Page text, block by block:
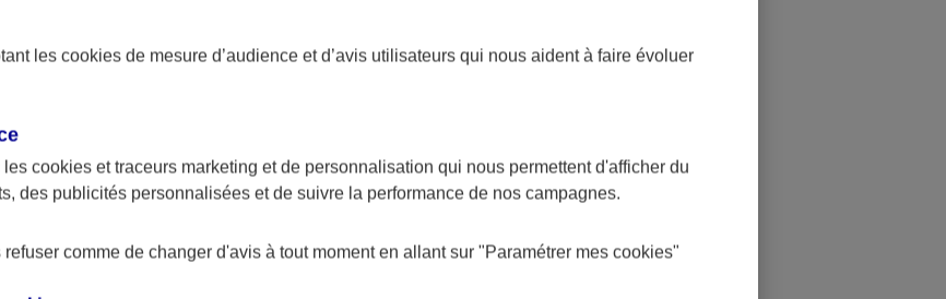
d'acceptation du crédit
les cookies de mesure d’audience et d’avis utilisateurs qui nous aident à faire évoluer
les cookies et traceurs marketing et de personnalisation qui nous permettent d'afficher du
des publicités personnalisées et de suivre la performance de nos campagnes.
comme de changer d'avis à tout moment en allant sur "Paramétrer mes cookies"